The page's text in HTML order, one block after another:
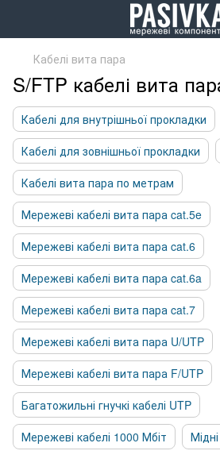
Кабелі вита пара
S/FTP кабелі вита
Кабелі для внутрішньої прокладки
Кабелі для зовнішньої прокладки
Кабелі вита пара по метрам
Мережеві кабелі вита пара cat.5e
Мережеві кабелі вита пара cat.6
Мережеві кабелі вита пара cat.6a
Мережеві кабелі вита пара cat.7
Мережеві кабелі вита пара U/UTP
Мережеві кабелі вита пара F/UTP
Багатожильні гнучкі кабелі UTP
Мережеві кабелі 1000 Мбіт